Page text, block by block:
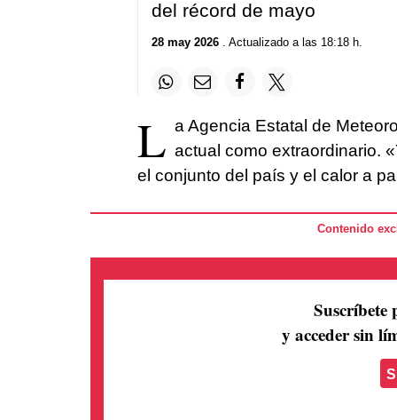
del récord de mayo
28 may 2026. Actualizado a las 18:18 h.
L a Agencia Estatal de
actual como extraordinario.
el conjunto del país y el calor a
Contenido
Suscríbete
y acceder sin